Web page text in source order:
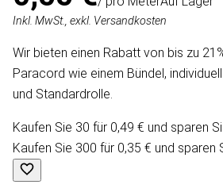
Inkl. MwSt., exkl. Versandkosten
Wir bieten einen Rabatt von bis zu
Paracord wie einem Bündel,
und Standardrolle.
Kaufen Sie 30 für 0,49 € und sparen
Kaufen Sie 300 für 0,35 € und sparen